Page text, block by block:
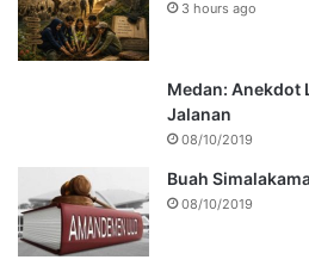
3 hours ago
Medan: Anekdot
Jalanan
08/10/2019
Buah
08/10/2019